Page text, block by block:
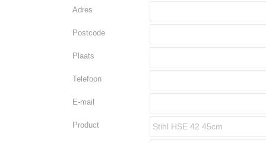
Adres
Postcode
Plaats
Telefoon
E-mail
Product